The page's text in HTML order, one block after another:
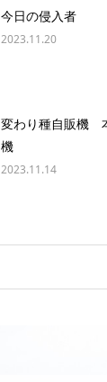
今日の侵入者
2023.11.20
変わり種自販機
機
2023.11.14